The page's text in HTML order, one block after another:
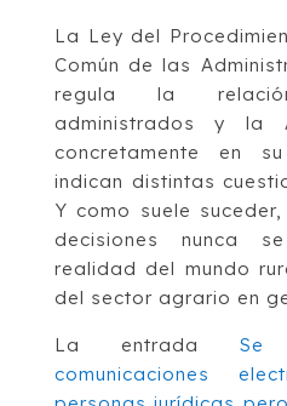
La Ley del
Común de las
regula la
administrados y la
concretamente en
indican distintas
Y como suele
decisiones nunca
realidad del mundo
del sector agrario en
La entrada Se
comunicaciones